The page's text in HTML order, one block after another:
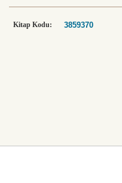
Kitap Kodu: 3859370